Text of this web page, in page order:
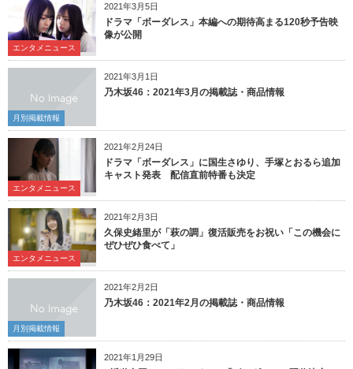
2021年3月5日
エンタメニュース
ドラマ「ボーダレス」本編への期待高まる120秒予告映
像が公開
2021年3月1日
月別掲載情報
乃木坂46：2021年3月の掲載誌・商品情報
2021年2月24日
エンタメニュース
ドラマ「ボーダレス」に国生さゆり、手塚とおるら追加
キャスト発表 配信直前特番も決定
2021年2月3日
エンタメニュース
久保史緒里が「萩の調」復活販売をお祝い「この機会に
ぜひぜひ食べて」
2021年2月2日
月別掲載情報
乃木坂46：2021年2月の掲載誌・商品情報
2021年1月29日